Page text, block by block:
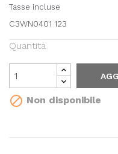
Tasse incluse
C3WN0401 123
Quantità
 Non disponibile